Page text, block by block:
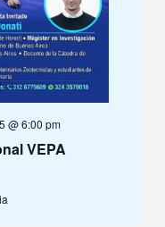
VEPA
@ 6:00 pm